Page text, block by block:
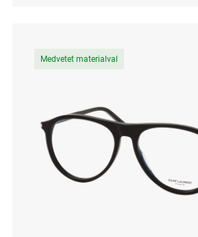
Medvetet materialval